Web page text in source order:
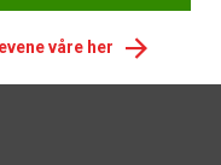
våre her